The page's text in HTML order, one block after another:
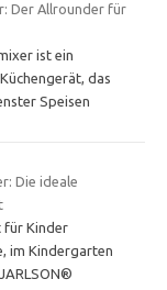
Der Allrounder für
ist ein
das
Speisen
Die ideale
für Kinder
im Kindergarten